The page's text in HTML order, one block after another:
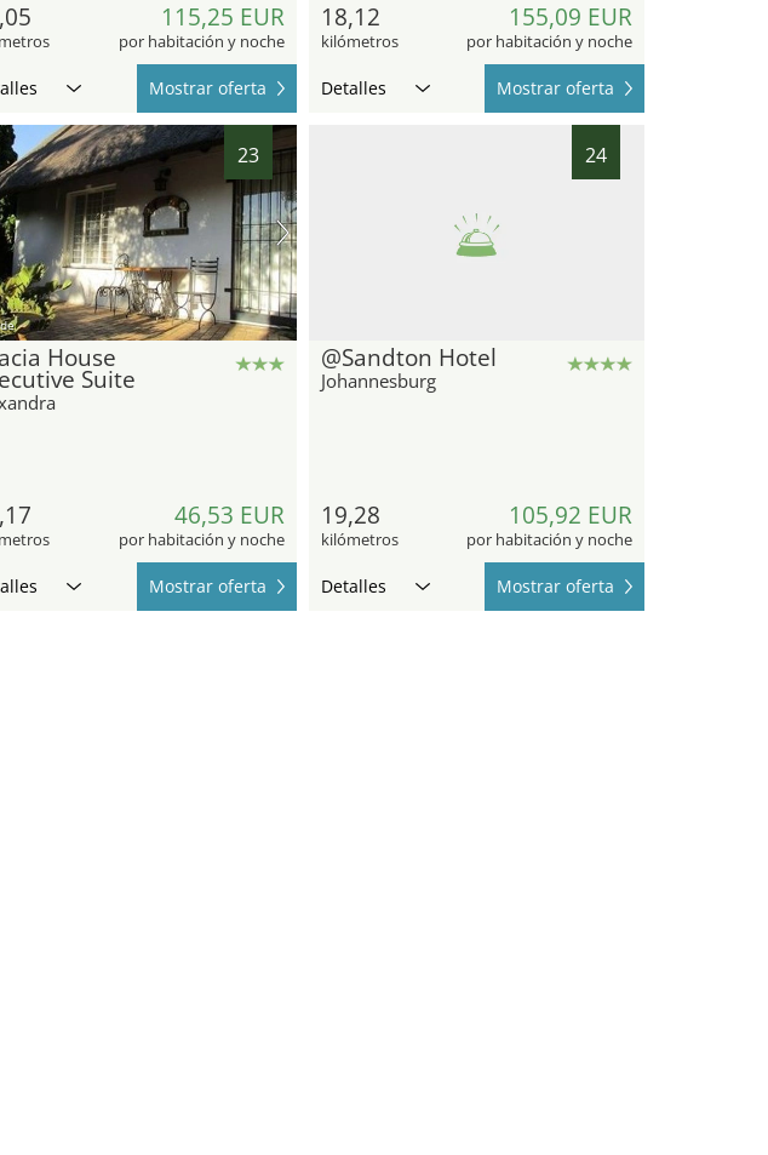
115,25 EUR
por habitación y noche
Mostrar oferta
18,12
kilómetros
155,09 EUR
por habitación y noche
Detalles Mostrar oferta
23
House
Suite
46,53 EUR
por habitación y noche
Mostrar oferta
24
@Sandton Hotel
Johannesburg
19,28
kilómetros
105,92 EUR
por habitación y noche
Detalles Mostrar oferta